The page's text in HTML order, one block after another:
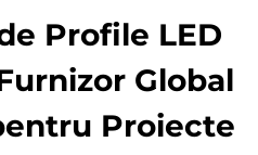
Profile LED
Global
Proiecte